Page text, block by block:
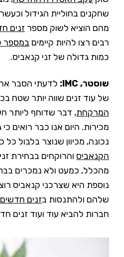
שחקנים בחוליית הגידול
מהם הוציא לשוק מספר זנים
רבים רצו להיות קיימים במספר
כמות גדולה של זני קנאביס.
שוסטר, IMC:
לדעתי הסבר
של עוד זנים שווה יותר שטח
המרקחת, דבר שדוחף ליותר
מכירות. היום אנו כבר רואים
נכונה, מכיוון שנוצר בלבול
הקנאביס והרוקחים בבחירת
מהכלל, כמעט ולא נמכרים
נוספת היא שצרכני קנאביס
שלהם ולהתנסות בזנים חדשים
חברות להביא עוד ועוד זנים